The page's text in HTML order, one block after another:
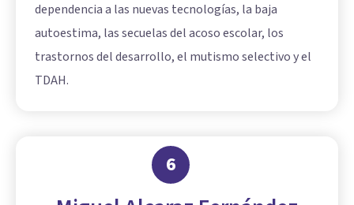
dependencia a las nuevas tecnologías, la baja
autoestima, las secuelas delacoso escolar, los
trastornos del desarrollo, el mutismo selectivo y el
TDAH.
6